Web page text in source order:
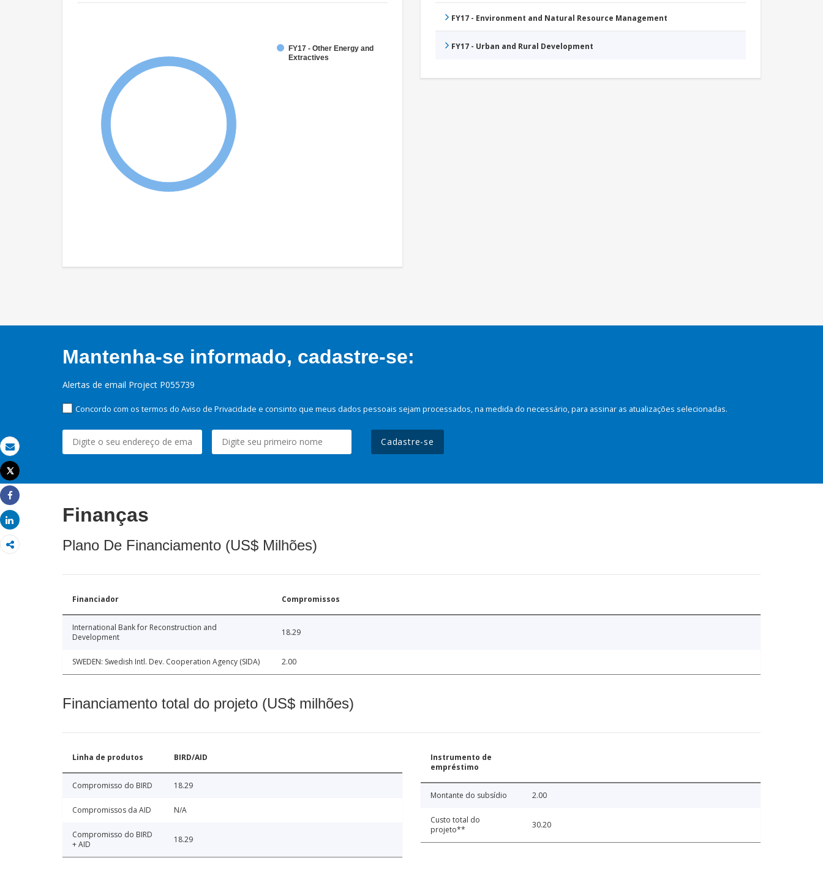
Email
Imprimir
Tweet
Share
Share
FY17 - Other Energy and
Extractives
FY17 - Environment and Natural Resource Management
FY17 - Urban and Rural Development
Mantenha-se informado, cadastre-se:
Alertas de email Project P055739
Concordo com os termos do Aviso de Privacidade e consinto que meus dados pessoais sejam processados, na medida do necessário, para assinar as atualizações selecionadas.
Cadastre-se
Finanças
Plano De Financiamento (US$ Milhões)
Financiador Compromissos
International Bank for Reconstruction and
Development
18.29
SWEDEN: Swedish Intl. Dev. Cooperation Agency (SIDA) 2.00
Financiamento total do projeto (US$ milhões)
Linha de produtos BIRD/AID
Compromisso do BIRD 18.29
Compromissos da AID N/A
Compromisso do BIRD
+ AID
18.29
Instrumento de
empréstimo
Montante do subsídio 2.00
Custo total do
projeto**
30.20